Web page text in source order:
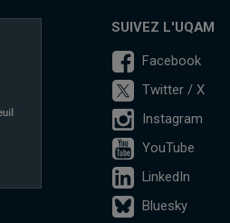
SUIVEZ L'UQAM
Facebook
Twitter / X
Instagram
YouTube
LinkedIn
Bluesky